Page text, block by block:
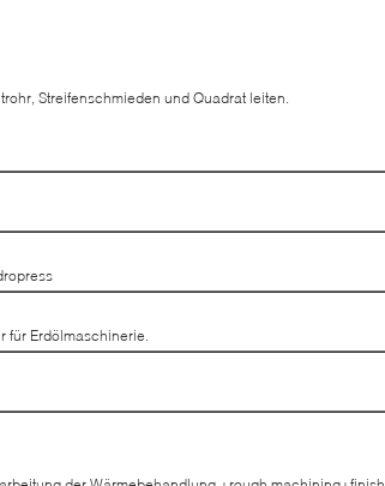
Streifenschmieden und Quadrat leiten.
für Erdölmaschinerie.